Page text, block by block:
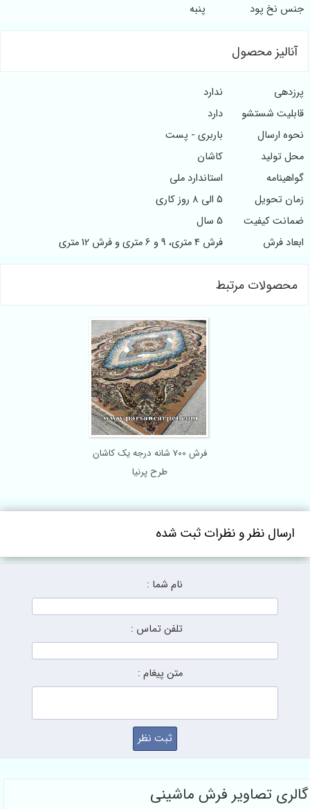
جنس نخ پود
پنبه
آنالیز محصول
پرزدهی
ندارد
قابلیت شستشو
دارد
نحوه ارسال
باربری - پست
محل تولید
کاشان
گواهینامه
استاندارد ملی
زمان تحویل
5 الی 8 روز کاری
ضمانت کیفیت
5 سال
ابعاد فرش
فرش 4 متری، 9 و 6 متری و فرش 12 متری
محصولات مرتبط
فرش 700 شانه درجه یک کاشان
طرح پرنیا
ارسال نظر و نظرات ثبت شده
نام شما :
تلفن تماس :
متن پیغام :
گالری تصاویر فرش ماشینی